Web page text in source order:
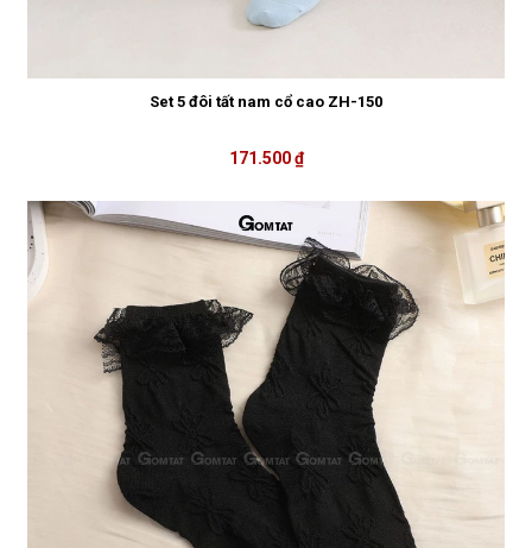
Set 5 đôi tất nam cổ cao ZH-150
171.500 ₫